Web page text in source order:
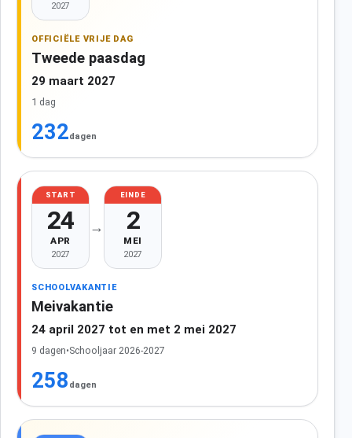
2027
OFFICIËLE VRIJE DAG
Tweede paasdag
29 maart 2027
1 dag
232dagen
START
24
APR
2027
→
EINDE
2
MEI
2027
SCHOOLVAKANTIE
Meivakantie
24 april 2027 tot en met 2 mei 2027
9 dagen•Schooljaar 2026-2027
258 dagen